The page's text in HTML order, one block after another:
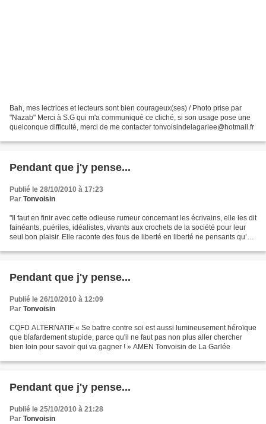
Bah, mes lectrices et lecteurs sont bien courageux(ses) / Photo prise par
"Nazab" Merci à S.G qui m'a communiqué ce cliché, si son usage pose une
quelconque difficulté, merci de me contacter tonvoisindelagarlee@hotmail.fr
Pendant que j'y pense...
Publié le 28/10/2010 à 17:23
Par Tonvoisin
"Il faut en finir avec cette odieuse rumeur concernant les écrivains, elle les dit
fainéants, puériles, idéalistes, vivants aux crochets de la société pour leur
seul bon plaisir. Elle raconte des fous de liberté en liberté ne pensants qu’à
Pendant que j'y pense...
Publié le 26/10/2010 à 12:09
Par Tonvoisin
CQFD ALTERNATIF « Se battre contre soi est aussi lumineusement héroïque
que blafardement stupide, parce qu'il ne faut pas non plus aller chercher
bien loin pour savoir qui va gagner ! » AMEN Tonvoisin de La Garlée
Pendant que j'y pense...
Publié le 25/10/2010 à 21:28
Par Tonvoisin